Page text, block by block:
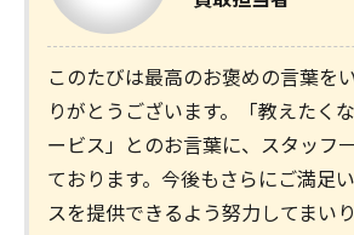
このたびは最高のお褒めの言葉を
りがとうございます。「教えたく
ービス」とのお言葉に、スタッフ
ております。今後もさらにご満足
スを提供できるよう努力してまい